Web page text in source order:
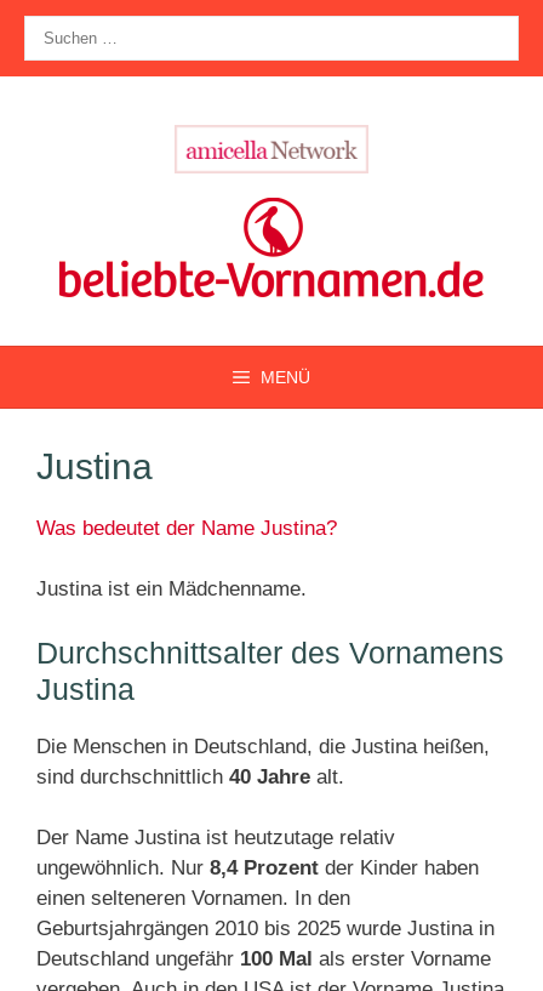
Zum
Inhalt
springen
nach:
MENÜ
Justina
Was bedeutet der Name Justina?
Justina ist ein Mädchenname.
Durchschnittsalter des Vornamens
Justina
Die Menschen in Deutschland, die Justina heißen,
sind durchschnittlich 40 Jahre alt.
Der Name Justina ist heutzutage relativ
ungewöhnlich. Nur 8,4 Prozent der Kinder haben
einen selteneren Vornamen. In den
Geburtsjahrgängen 2010 bis 2025 wurde Justina in
Deutschland ungefähr 100 Mal als erster Vorname